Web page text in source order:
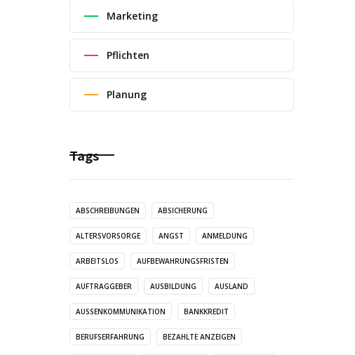
Marketing
Pflichten
Planung
Tags
ABSCHREIBUNGEN ABSICHERUNG
ALTERSVORSORGE ANGST ANMELDUNG
ARBEITSLOS AUFBEWAHRUNGSFRISTEN
AUFTRAGGEBER AUSBILDUNG AUSLAND
AUSSENKOMMUNIKATION BANKKREDIT
BERUFSERFAHRUNG BEZAHLTE ANZEIGEN